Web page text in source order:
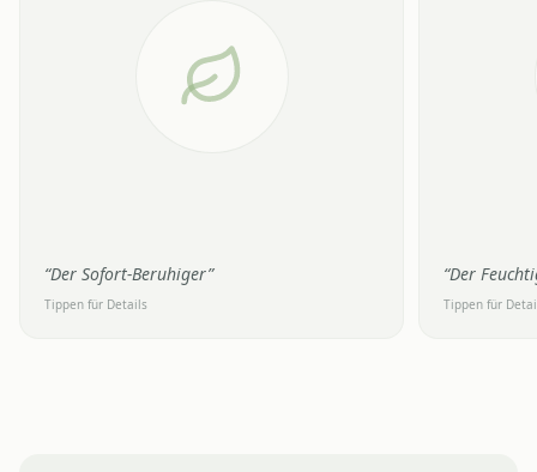
“Der Sofort-Beruhiger”
Tippen für Details
Spannungsgefühle lassen nach und Rötungen
“Der
Tippen für